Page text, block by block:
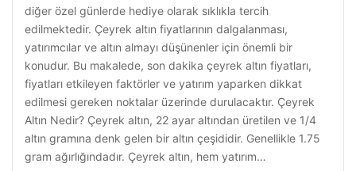
diğer özel günlerde hediye olarak sıklıkla tercih
edilmektedir. Çeyrek altın fiyatlarının dalgalanması,
yatırımcılar ve altın almayı düşünenler için önemli bir
konudur. Bu makalede, son dakika çeyrek altın fiyatları,
fiyatları etkileyen faktörler ve yatırım yaparken dikkat
edilmesi gereken noktalar üzerinde durulacaktır. Çeyrek
Altın Nedir? Çeyrek altın, 22 ayar altından üretilen ve 1/4
altın gramına denk gelen bir altın çeşididir. Genellikle 1.75
gram ağırlığındadır. Çeyrek altın, hem yatırım…